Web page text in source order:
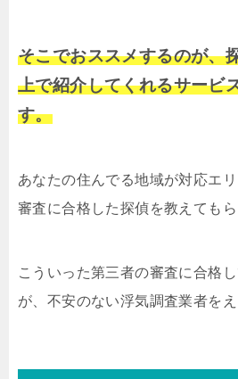
そこでおススメするのが、
上で紹介してくれるサービ
す。
あなたの住んでる地域が対応エ
審査に合格した探偵を教えてもら
こういった第三者の審査に合格
が、不安のない浮気調査業者をえ